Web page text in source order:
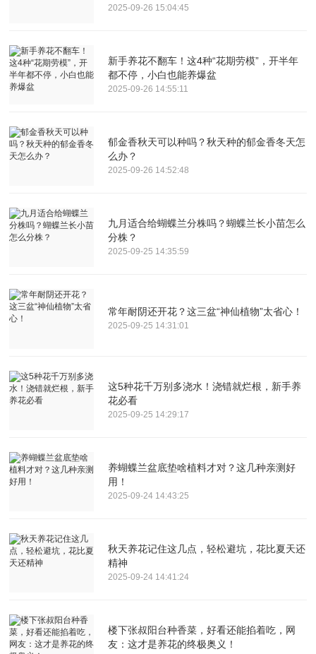
2025-09-26 15:04:45
新手养花不翻车！这4种“花期劳模”，开半年
都不停，小白也能养爆盆
2025-09-26 14:55:11
郁金香秋天可以种吗？秋天种的郁金香冬天怎
么办？
2025-09-26 14:52:48
九月适合给蝴蝶兰分株吗？蝴蝶兰长小苗怎么
分株？
2025-09-25 14:35:59
常年耐阴还开花？这三盆“神仙植物”太省心！
2025-09-25 14:31:01
这5种花千万别多浇水！浇错就烂根，新手养
花必看
2025-09-25 14:29:17
养蝴蝶兰盆底垫啥植料才对？这几种亲测好
用！
2025-09-24 14:43:25
秋天养花记住这几点，轻松避坑，花比夏天还
精神
2025-09-24 14:41:24
楼下张叔阳台种香菜，好看还能掐着吃，网
友：这才是养花的终极奥义！